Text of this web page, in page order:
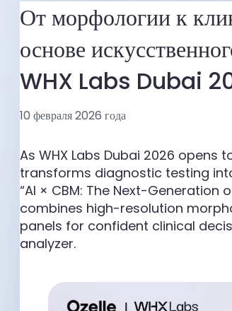
От морфологии к
основе
WHX Labs Dubai
10 февраля 2026 года
As WHX Labs Dubai 2026 opens
transforms diagnostic testing
“AI × CBM: The Next-
combines high-resolution
panels for confident clinical
analyzer.